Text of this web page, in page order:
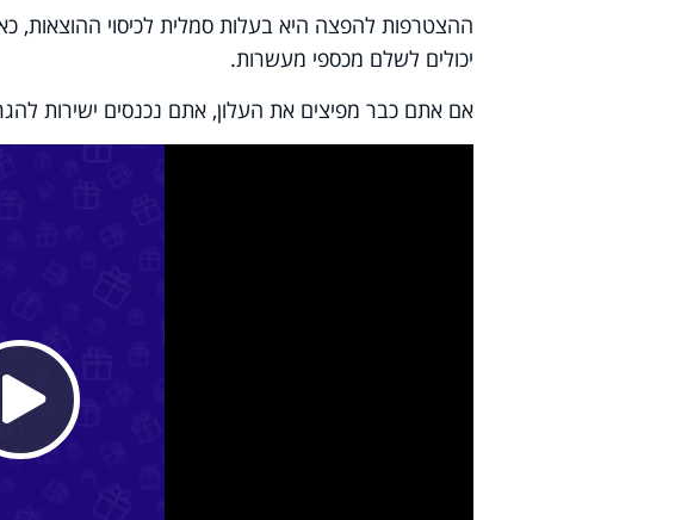
ההצטרפות להפצה היא בעלות סמלית לכיסוי ההוצאות,
יכולים לשלם מכספי מעשרות.
אם אתם כבר מפיצים את העלון, אתם נכנסים ישירות
Play